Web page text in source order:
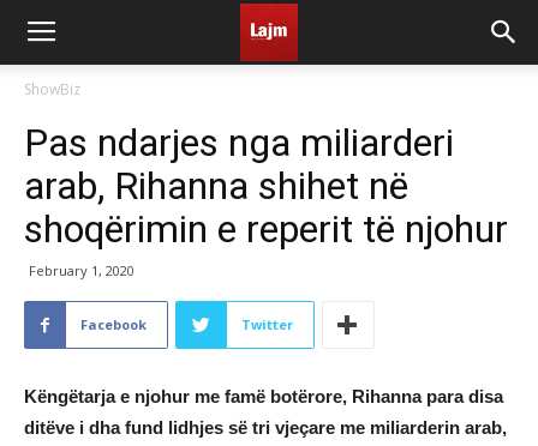
ShowBiz
Pas ndarjes nga miliarderi
arab, Rihanna shihet në
shoqërimin e reperit të njohur
February 1, 2020
Facebook Twitter
Këngëtarja e njohur me famë botërore, Rihanna para disa
ditëve i dha fund lidhjes së tri vjeçare me miliarderin arab,